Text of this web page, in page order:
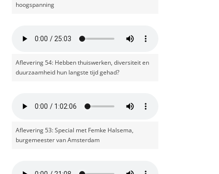
hoogspanning
Aflevering 54: Hebben thuiswerken, diversiteit en
duurzaamheid hun langste tijd gehad?
Aflevering 53: Special met Femke Halsema,
burgemeester van Amsterdam